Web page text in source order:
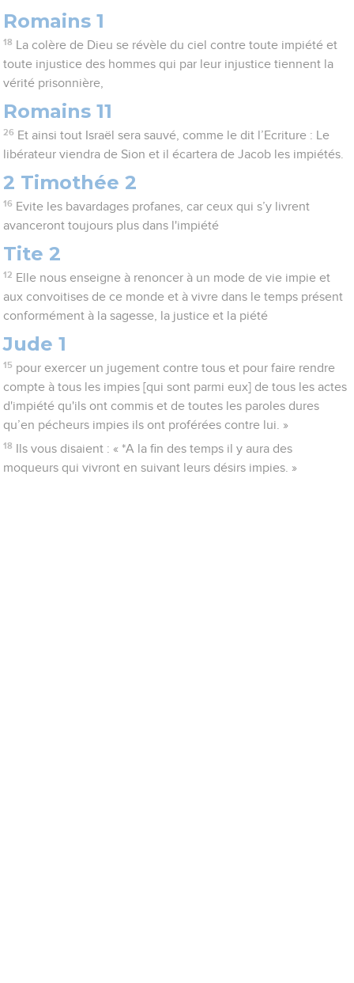
Romains 1
18
La colère de Dieu se révèle du ciel contre toute impiété et
toute injustice des hommes qui par leur injustice tiennent la
vérité prisonnière,
Romains 11
26 Et ainsi tout Israël sera sauvé, comme le dit l’Ecriture : Le
libérateur viendra de Sion et il écartera de Jacob les impiétés.
2 Timothée 2
16 Evite les bavardages profanes, car ceux qui s’y livrent
avanceront toujours plus dans l'impiété
Tite 2
12 Elle nous enseigne à renoncer à un mode de vie impie et
aux convoitises de ce monde et à vivre dans le temps présent
conformément à la sagesse, la justice et la piété
Jude 1
15 pour exercer un jugement contre tous et pour faire rendre
compte à tous les impies [qui sont parmi eux] de tous les actes
d'impiété qu'ils ont commis et de toutes les paroles dures
qu’en pécheurs impies ils ont proférées contre lui. »
18
Ils vous disaient : « *A la fin des temps il y aura des
moqueurs qui vivront en suivant leurs désirs impies. »